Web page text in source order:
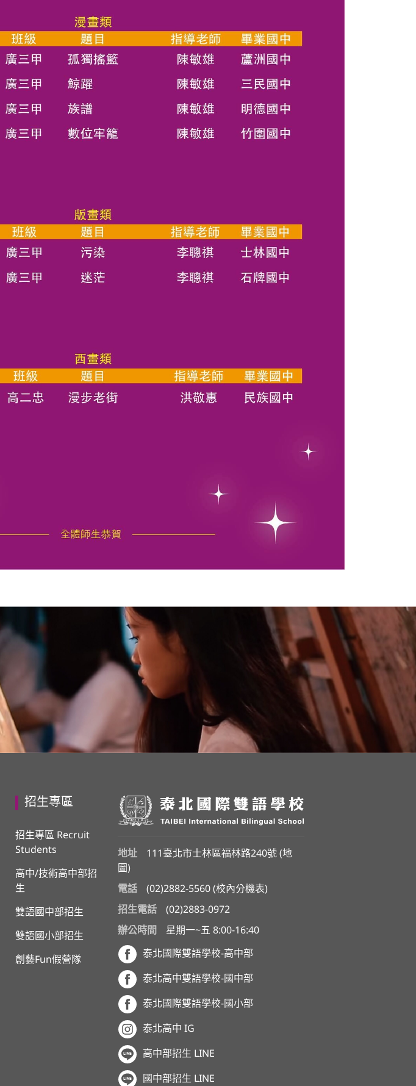
招生專區
招生專區 Recruit
Students
高中/技術高中部招
生
雙語國中部招生
雙語國小部招生
創藝Fun假營隊
地址 111臺北市士林區福林路240號 (地
圖 )
電話
(02)2882-5560 (校內分機表)
招生電話
(02)2883-0972
辦公時間
星期一~五 8:00-16:40
泰北國際雙語學校-高中部
泰北高中雙語學校-國中部
泰北國際雙語學校-國小部
泰北高中 IG
高中部招生 LINE
國中部招生 LINE